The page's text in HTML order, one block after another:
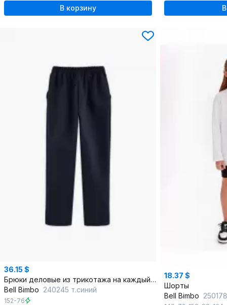
В корзину
36.15 $
Брюки деловые из трикотажа на каждый день
Bell Bimbo 240245 т.синий
152-76
18.37 $
Шорты
Bell Bimbo